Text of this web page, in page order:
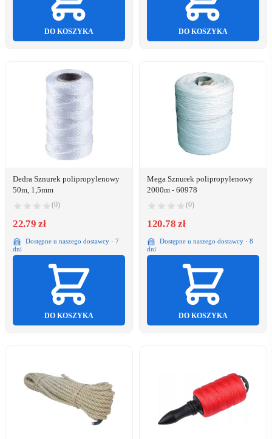
DO KOSZYKA DO KOSZYKA
Dedra Sznurek polipropylenowy
50m, 1,5mm
(0)
22.79 zł
Dostępne u naszego dostawcy · 7
dni
DO KOSZYKA
Mega Sznurek polipropylenowy
2000m - 60978
(0)
120.78 zł
Dostępne u naszego dostawcy · 8
dni
DO KOSZYKA